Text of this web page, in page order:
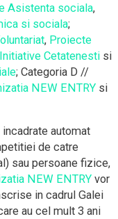
Asistenta sociala,
si sociala;
, Proiecte
Initiative Cetatenesti si
; Categoria D //
NEW ENTRY si
automat
de catre
sau persoane fizice,
NEW ENTRY vor
in cadrul Galei
au cel mult 3 ani